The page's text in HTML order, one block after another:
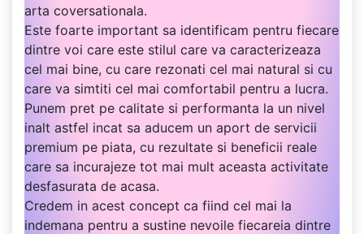
arta coversationala.
Este foarte important sa identificam pentru fiecare
dintre voi care este stilul care va caracterizeaza
cel mai bine, cu care rezonati cel mai natural si cu
care va simtiti cel mai comfortabil pentru a lucra.
Punem pret pe calitate si performanta la un nivel
inalt astfel incat sa aducem un aport de servicii
premium pe piata, cu rezultate si beneficii reale
care sa incurajeze tot mai mult aceasta activitate
desfasurata de acasa.
Credem in acest concept ca fiind cel mai la
indemana pentru a sustine nevoile fiecareia dintre